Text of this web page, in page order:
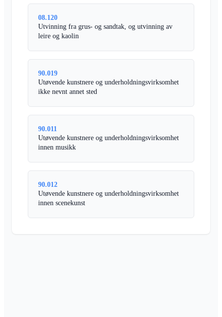
08.120
Utvinning fra grus- og sandtak, og utvinning av
leire og kaolin
90.019
Utøvende kunstnere og underholdningsvirksomhet
ikke nevnt annet sted
90.011
Utøvende kunstnere og underholdningsvirksomhet
innen musikk
90.012
Utøvende kunstnere og underholdningsvirksomhet
innen scenekunst